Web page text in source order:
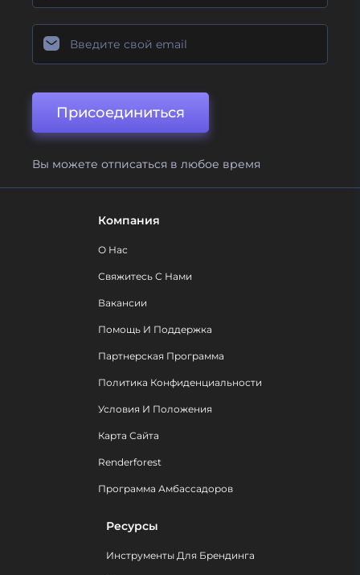
Присоединиться
Вы можете отписаться в любое время
Компания
О Нас
Свяжитесь С Нами
Вакансии
Помощь И Поддержка
Партнерская Программа
Политика Конфиденциальности
Условия И Положения
Карта Сайта
Renderforest
Программа Амбассадоров
Ресурсы
Инструменты Для Брендинга